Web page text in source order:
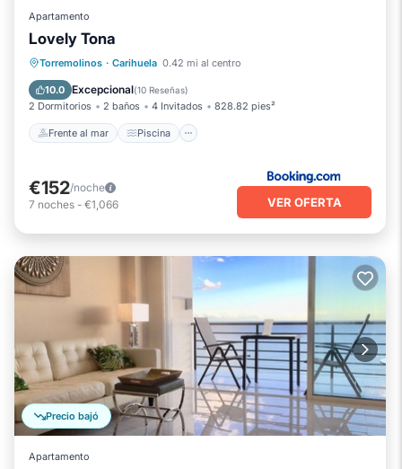
Apartamento
Lovely Tona
Torremolinos · Carihuela 0.42 mi al centro
10.0 Excepcional(10 Reseñas)
2 Dormitorios 2 baños 4 Invitados 828.82 pies²
Frente al mar Piscina
Frente al mar Piscina
Balcón/Terraza
€152/noche
7 noches - €1,066 VER OFERTA
Precio bajó
Apartamento